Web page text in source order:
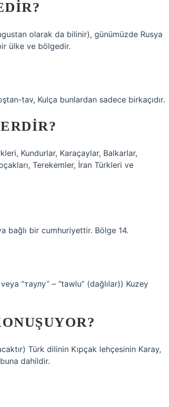
olarak da bilinir), günümüzde Rusya
ülke ve bölgedir.
tav, Kulça bunlardan sadece birkaçıdır.
Kundurlar, Karaçaylar, Balkarlar,
Terekemler, İran Türkleri ve
bağlı bir cumhuriyettir. Bölge 14.
“таулу” – “tawlu” (dağlılar)) Kuzey
Türk dilinin Kıpçak lehçesinin Karay,
dahildir.